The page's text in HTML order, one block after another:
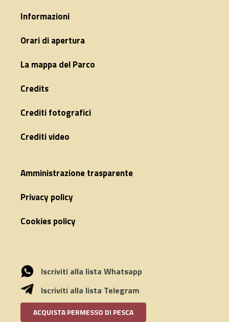
Informazioni
Orari di apertura
La mappa del Parco
Credits
Crediti fotografici
Crediti video
Amministrazione trasparente
Privacy policy
Cookies policy
Iscriviti alla lista Whatsapp
Iscriviti alla lista Telegram
ACQUISTA PERMESSO DI PESCA